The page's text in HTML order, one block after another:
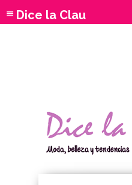
Dice la Clau